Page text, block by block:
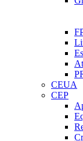
CEUA
CEP